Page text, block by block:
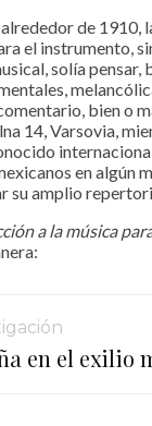
de 1910,
el instrumento,
solía pensar,
bien o
14, Varsovia,
en algún
su amplio
a la música
en el exilio